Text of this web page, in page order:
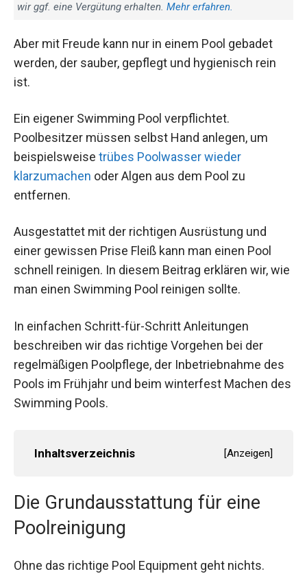
wir ggf. eine Vergütung erhalten. Mehr erfahren.
Aber mit Freude kann nur in einem Pool gebadet
werden, der sauber, gepflegt und hygienisch rein
ist.
Ein eigener Swimming Pool verpflichtet.
Poolbesitzer müssen selbst Hand anlegen, um
beispielsweise trübes Poolwasser wieder
klarzumachen oder Algen aus dem Pool zu
entfernen.
Ausgestattet mit der richtigen Ausrüstung und
einer gewissen Prise Fleiß kann man einen Pool
schnell reinigen. In diesem Beitrag erklären wir, wie
man einen Swimming Pool reinigen sollte.
In einfachen Schritt-für-Schritt Anleitungen
beschreiben wir das richtige Vorgehen bei der
regelmäßigen Poolpflege, der Inbetriebnahme des
Pools im Frühjahr und beim winterfest Machen des
Swimming Pools.
Inhaltsverzeichnis [Anzeigen]
Die Grundausstattung für eine
Poolreinigung
Ohne das richtige Pool Equipment geht nichts.